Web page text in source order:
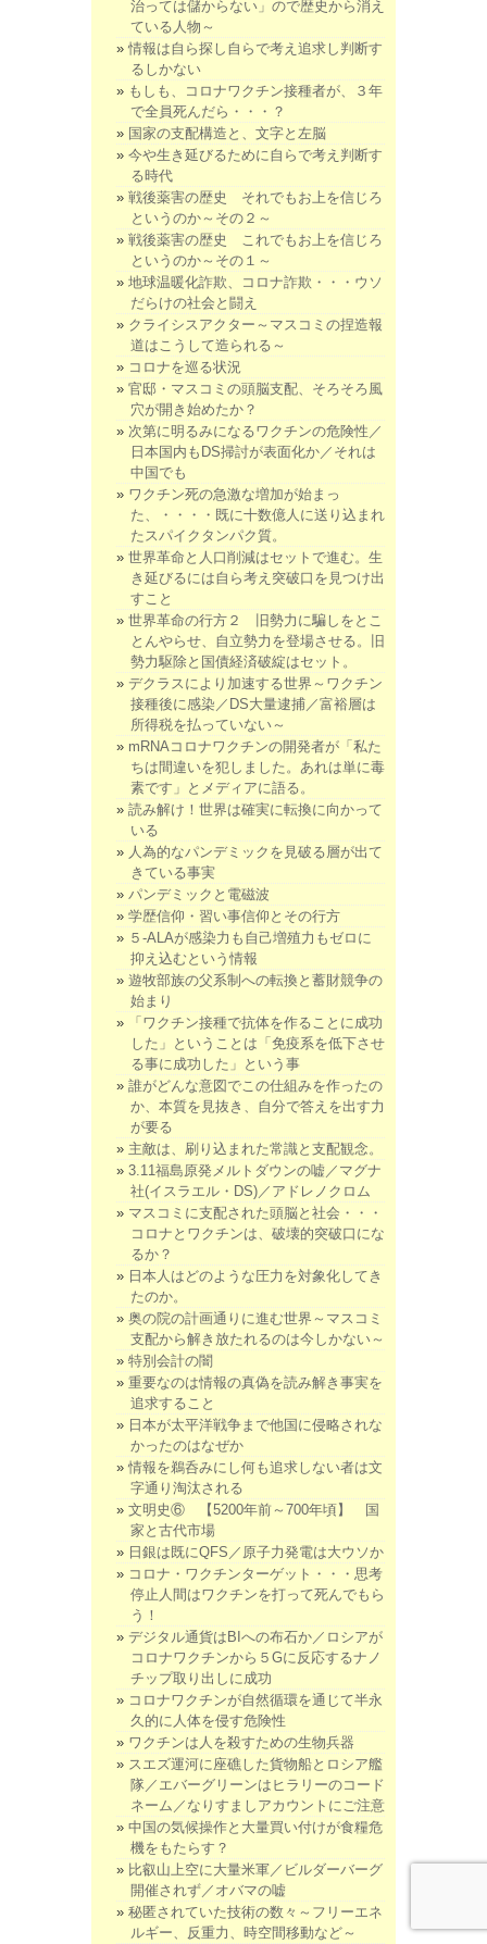
治っては儲からない」ので歴史から消え
ている人物～
情報は自ら探し自らで考え追求し判断す
るしかない
もしも、コロナワクチン接種者が、３年
で全員死んだら・・・？
国家の支配構造と、文字と左脳
今や生き延びるために自らで考え判断す
る時代
戦後薬害の歴史 それでもお上を信じろ
というのか～その２～
戦後薬害の歴史 これでもお上を信じろ
というのか～その１～
地球温暖化詐欺、コロナ詐欺・・・ウソ
だらけの社会と闘え
クライシスアクター～マスコミの捏造報
道はこうして造られる～
コロナを巡る状況
官邸・マスコミの頭脳支配、そろそろ風
穴が開き始めたか？
次第に明るみになるワクチンの危険性／
日本国内もDS掃討が表面化か／それは
中国でも
ワクチン死の急激な増加が始まっ
た、・・・・既に十数億人に送り込まれ
たスパイクタンパク質。
世界革命と人口削減はセットで進む。生
き延びるには自ら考え突破口を見つけ出
すこと
世界革命の行方２ 旧勢力に騙しをとこ
とんやらせ、自立勢力を登場させる。旧
勢力駆除と国債経済破綻はセット。
デクラスにより加速する世界～ワクチン
接種後に感染／DS大量逮捕／富裕層は
所得税を払っていない～
mRNAコロナワクチンの開発者が「私た
ちは間違いを犯しました。あれは単に毒
素です」とメディアに語る。
読み解け！世界は確実に転換に向かって
いる
人為的なパンデミックを見破る層が出て
きている事実
パンデミックと電磁波
学歴信仰・習い事信仰とその行方
５-ALAが感染力も自己増殖力もゼロに
抑え込むという情報
遊牧部族の父系制への転換と蓄財競争の
始まり
「ワクチン接種で抗体を作ることに成功
した」ということは「免疫系を低下させ
る事に成功した」という事
誰がどんな意図でこの仕組みを作ったの
か、本質を見抜き、自分で答えを出す力
が要る
主敵は、刷り込まれた常識と支配観念。
3.11福島原発メルトダウンの嘘／マグナ
社(イスラエル・DS)／アドレノクロム
マスコミに支配された頭脳と社会・・・
コロナとワクチンは、破壊的突破口にな
るか？
日本人はどのような圧力を対象化してき
たのか。
奥の院の計画通りに進む世界～マスコミ
支配から解き放たれるのは今しかない～
特別会計の闇
重要なのは情報の真偽を読み解き事実を
追求すること
日本が太平洋戦争まで他国に侵略されな
かったのはなぜか
情報を鵜呑みにし何も追求しない者は文
字通り淘汰される
文明史⑥ 【5200年前～700年頃】 国
家と古代市場
日銀は既にQFS／原子力発電は大ウソか
コロナ・ワクチンターゲット・・・思考
停止人間はワクチンを打って死んでもら
う！
デジタル通貨はBIへの布石か／ロシアが
コロナワクチンから５Gに反応するナノ
チップ取り出しに成功
コロナワクチンが自然循環を通じて半永
久的に人体を侵す危険性
ワクチンは人を殺すための生物兵器
スエズ運河に座礁した貨物船とロシア艦
隊／エバーグリーンはヒラリーのコード
ネーム／なりすましアカウントにご注意
中国の気候操作と大量買い付けが食糧危
機をもたらす？
比叡山上空に大量米軍／ビルダーバーグ
開催されず／オバマの嘘
秘匿されていた技術の数々～フリーエネ
ルギー、反重力、時空間移動など～